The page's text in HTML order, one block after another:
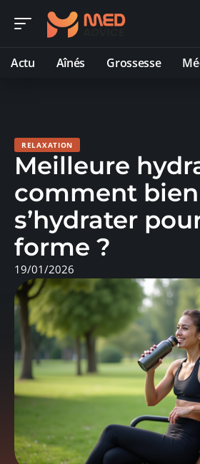
Actu Aînés Grossesse
RELAXATION
Meilleure
comment bien
s’hydrater
forme ?
19/01/2026